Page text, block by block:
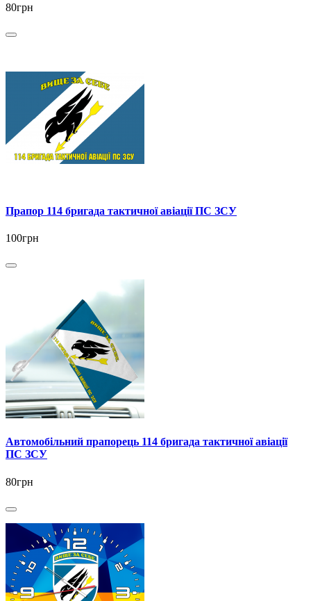
80грн
Прапор 114 бригада тактичної авіації ПС ЗСУ
100грн
Автомобільний прапорець 114 бригада тактичної авіації
ПС ЗСУ
80грн